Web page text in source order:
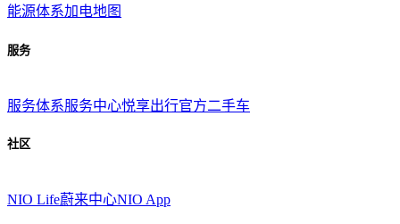
能源体系加电地图
服务
服务体系服务中心悦享出行官方二手车
社区
NIO Life蔚来中心NIO App